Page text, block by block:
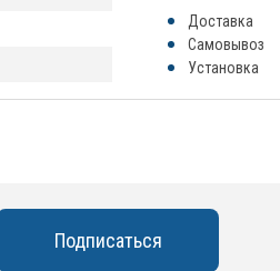
Доставка
Самовывоз
Установка